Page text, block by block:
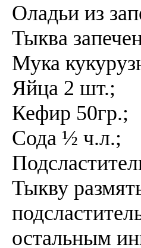
Оладьи из
Тыква
Мука
Яйца 2 шт.;
Кефир 50гр.;
Сода ½ ч.л.;
Тыкву
остальным